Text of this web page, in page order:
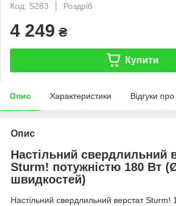
Код: S283
Роздріб
4 249 ₴
Купити
Опис Характеристики Відгуки
Опис
Настільний свердлильний
Sturm! потужністю 180 Вт
швидкостей)
Настільний свердлильний верстат